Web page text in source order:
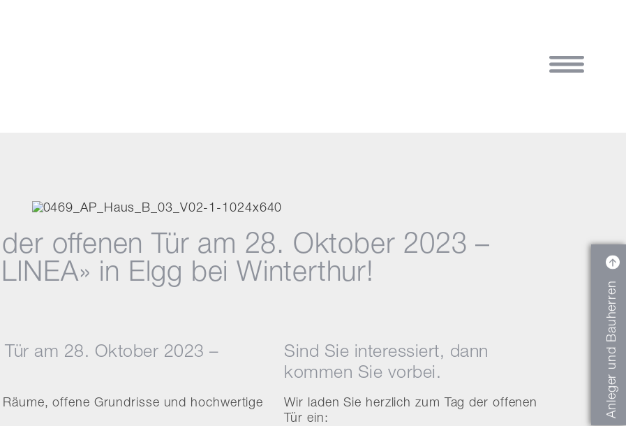
offenen Tür am 28. Oktober 2023 –
in Elgg bei Winterthur!
Tür am 28. Oktober 2023 –
offene Grundrisse und hochwertige
Sind Sie interessiert, dann
kommen Sie vorbei.
Wir laden Sie herzlich zum Tag der offenen
Tür ein:
Anleger und Bauherren